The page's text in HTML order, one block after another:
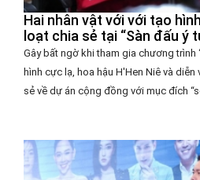
Hai nhân vật với với tạo
loạt chia sẻ tại “Sàn đấu ý
Gây bất ngờ khi tham gia chương trình
hình cực lạ, hoa hậu H'Hen Niê và
sẻ về dự án cộng đồng với mục đích